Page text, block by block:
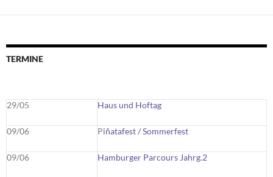
TERMINE
29/05 Haus und Hoftag
09/06 Piñatafest / Sommerfest
09/06 Hamburger Parcours Jahrg.2